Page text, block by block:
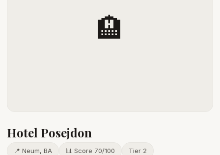
🏨
Hotel Posejdon
📍 Neum, BA 📊 Score 70/100 Tier 2